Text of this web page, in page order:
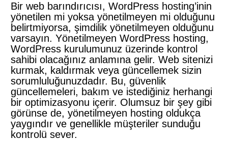
Bir web barındırıcısı, WordPress hosting’inin
yönetilen mi yoksa yönetilmeyen mi olduğunu
belirtmiyorsa, şimdilik yönetilmeyen olduğunu
varsayın. Yönetilmeyen WordPress hosting,
WordPress kurulumunuz üzerinde kontrol
sahibi olacağınız anlamına gelir. Web sitenizi
kurmak, kaldırmak veya güncellemek sizin
sorumluluğunuzdadır. Bu, güvenlik
güncellemeleri, bakım ve istediğiniz herhangi
bir optimizasyonu içerir. Olumsuz bir şey gibi
görünse de, yönetilmeyen hosting oldukça
yaygındır ve genellikle müşteriler sunduğu
kontrolü sever.